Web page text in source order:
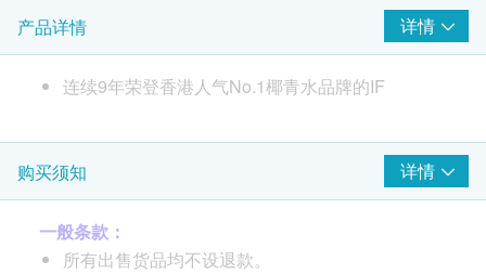
产品详情 详情
连续9年荣登香港人气No.1椰青水品牌的IF
购买须知 详情
一般条款：
所有出售货品均不设退款。